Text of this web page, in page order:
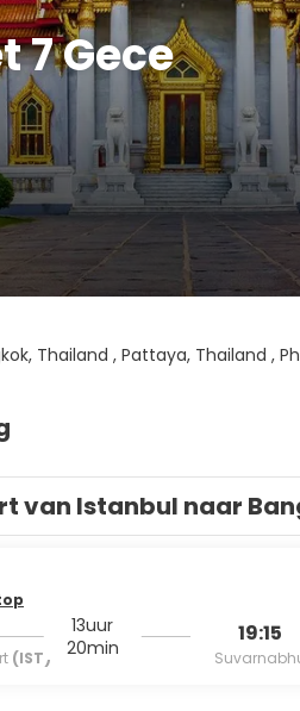
7 Gece
Thailand , Pattaya, Thailand ,
van Istanbul naar
(IST)
13uur
20min
19:15